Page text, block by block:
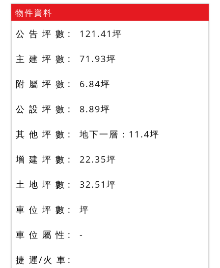
物件資料
公 告 坪 數 121.41 坪
主 建 坪 數 71.93坪
附 屬 坪 數 6.84坪
公 設 坪 數 8.89坪
其 他 坪 數 地下一層：11.4坪
增 建 坪 數 22.35坪
土 地 坪 數 32.51 坪
車 位 坪 數 坪
車 位 屬 性 -
捷 運/火 車